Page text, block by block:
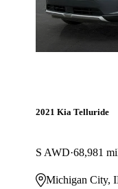
2021 Kia Telluride
S AWD 68,981
Michigan City,